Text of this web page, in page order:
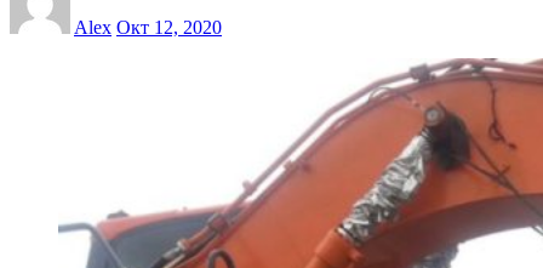
Alex Окт 12, 2020